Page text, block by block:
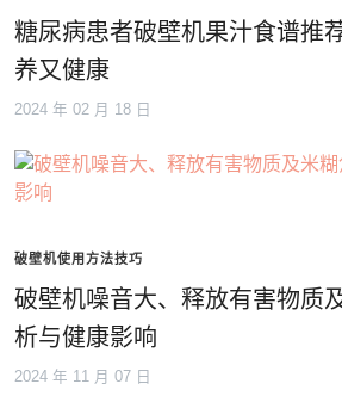
糖尿病患者破壁机果汁食谱推
养又健康
2024 年 02 月 18 日
破壁机使用方法技巧
破壁机噪音大、释放有害物质
析与健康影响
2024 年 11 月 07 日